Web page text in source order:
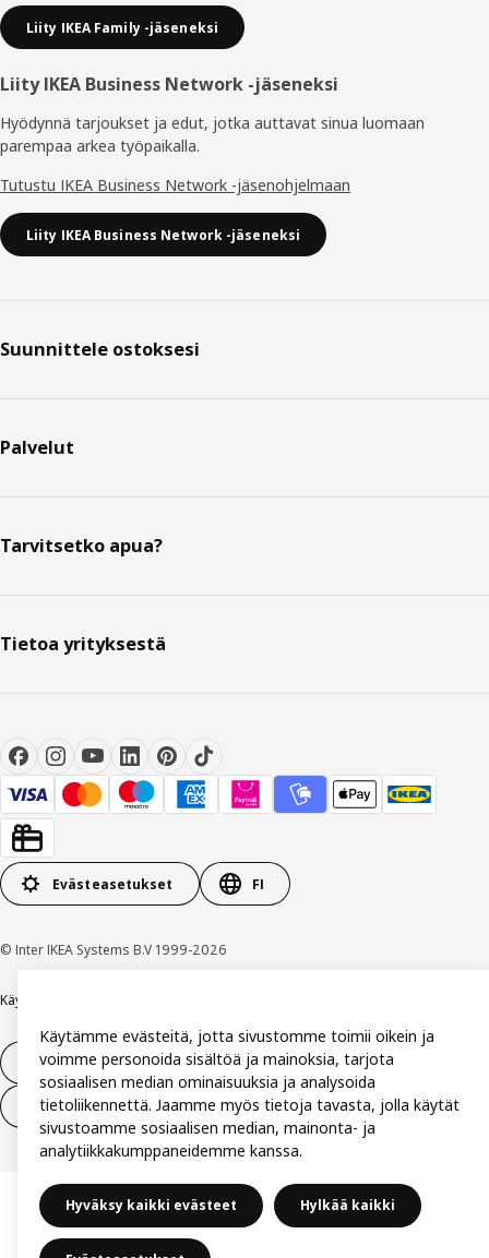
Liity IKEA Family -jäseneksi
Liity IKEA Business Network -jäseneksi
Hyödynnä tarjoukset ja edut, jotka auttavat sinua luomaan
parempaa arkea työpaikalla.
Tutustu IKEA Business Network -jäsenohjelmaan
Liity IKEA Business Network -jäseneksi
Suunnittele ostoksesi
Palvelut
Tarvitsetko apua?
Tietoa yrityksestä
Evästeasetukset FI
© Inter IKEA Systems B.V 1999-2026
Käyttöehdot
14 vuorokauden tilauksen peruuttamisoikeus
Peru sopimus (palvelut)
Käytämme evästeitä, jotta sivustomme toimii oikein ja
voimme personoida sisältöä ja mainoksia, tarjota
sosiaalisen median ominaisuuksia ja analysoida
tietoliikennettä. Jaamme myös tietoja tavasta, jolla käytät
sivustoamme sosiaalisen median, mainonta- ja
analytiikkakumppaneidemme kanssa.
Hyväksy kaikki evästeet Hylkää kaikki